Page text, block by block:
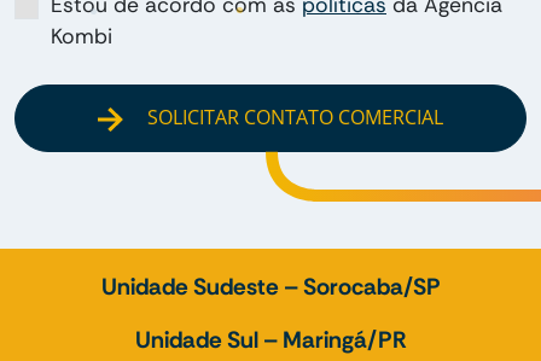
Kombi
SOLICITAR CONTATO COMERCIAL
Unidade Sudeste – Sorocaba/SP
Unidade Sul – Maringá/PR